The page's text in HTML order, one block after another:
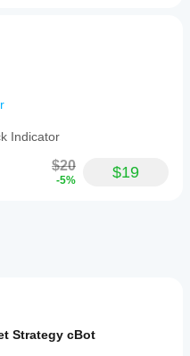
Indicator
$20
-5% $19
Strategy cBot